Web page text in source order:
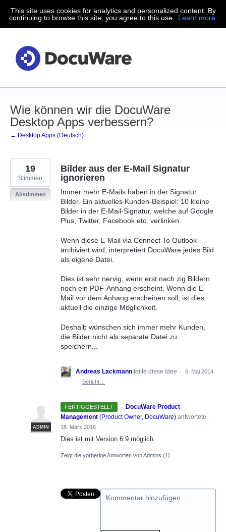
Zum
Inhalt
This site uses cookies for analytics and personalized content. By
continuing to browse this site, you agree to this use.
Learn more.
Wie können wir die DocuWare
Desktop Apps verbessern?
← Desktop Apps (Deutsch)
Bilder aus der E-Mail Signatur
ignorieren
Immer mehr E-Mails haben in der Signatur
Bilder. Ein aktuelles Kunden-Beispiel: 10 kleine
Bilder in der E-Mail-Signatur, welche auf Google
Plus, Twitter, Facebook etc. verlinken.
Wenn diese E-Mail via Connect To Outlook
archiviert wird, interpretiert DocuWare jedes Bild
als eigene Datei.
Dies ist sehr nervig, wenn erst nach zig Bildern
noch ein PDF-Anhang erscheint. Wenn die E-
Mail vor dem Anhang erscheinen soll, ist dies
aktuell die einzige Möglichkeit.
Deshalb wünschen sich immer mehr Kunden,
die Bilder nicht als separate Datei zu
speichern...
19
Stimmen
Abstimmen
Andreas Lackmann teilte diese Idee · 6. Mai 2014
·
Bericht…
FERTIGGESTELLT ·
ADMIN
DocuWare Product
Management (Product Owner, DocuWare) antwortete
·
18. März 2016
Dies ist mit Version 6.9 möglich.
Zeigt die vorherige Antworten von Admins (1)
Kommentar hinzufügen…